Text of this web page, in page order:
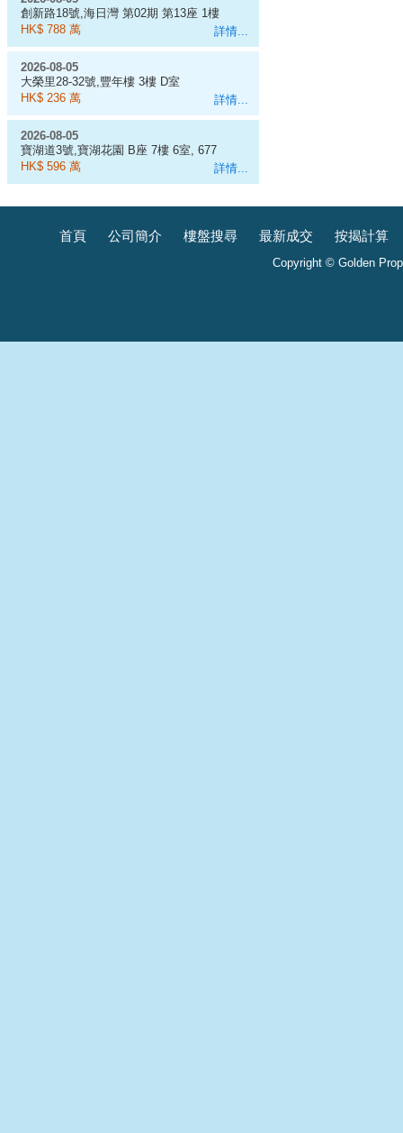
詳情...
創新路18號,海日灣 第02期 第13座 1樓
E室
HK$ 788 萬
詳情...
2026-08-05
大榮里28-32號,豐年樓 3樓 D室
HK$ 236 萬
詳情...
2026-08-05
寶湖道3號,寶湖花園 B座 7樓 6室, 677
呎
HK$ 596 萬
首頁 公司簡介 樓盤搜尋 最新成交 按揭計算
Copyright © Golden